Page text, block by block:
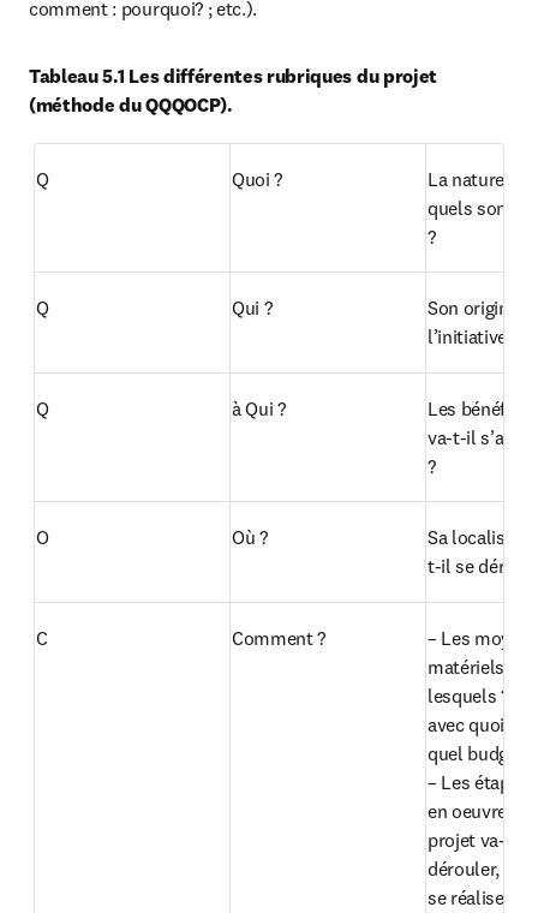
comment : pourquoi? ; etc.).
Tableau 5.1 Les différentes rubriques du projet
(méthode du QQQOCP).
Q Quoi ?
La nature du
quels sont
?
Q Qui ?
Son origine :
l’initiative ?
Q à Qui ?
Les
va-t-il
?
O Où ?
Sa
t-il se
C Comment ?
– Les
matériels et
lesquels ?
avec quoi,
quel budget
– Les étapes
en oeuvre :
projet va-t-il
dérouler,
se réaliser